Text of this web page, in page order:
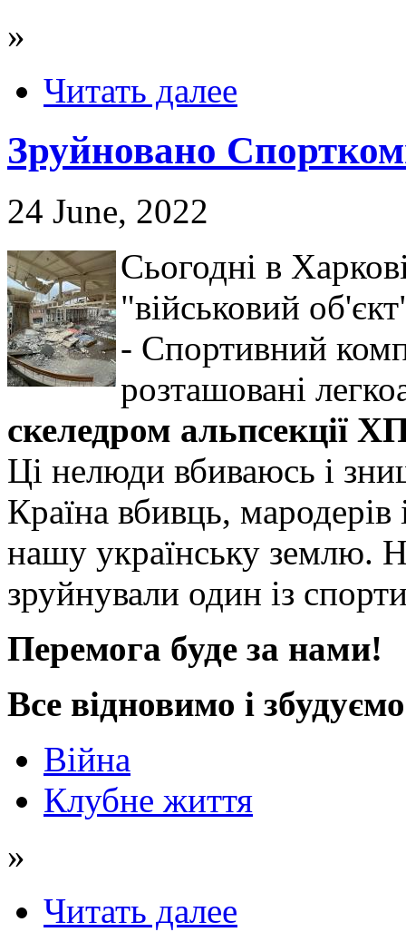
»
Читать далее
Зруйновано
24 June, 2022
Сьогодні в
"військовий
- Спортивний
розташовані
скеледром альпсекції
Ці нелюди вбиваюсь і
Країна вбивць, мародерів
нашу українську землю.
зруйнували один із
Перемога буде за нами!
Все відновимо і
Війна
Клубне життя
»
Читать далее